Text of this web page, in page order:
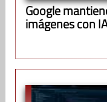
Google
imágenes con